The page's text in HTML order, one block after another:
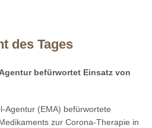
des Tages
befürwortet Einsatz von
Agentur (EMA) befürwortete
zur Corona-Therapie in